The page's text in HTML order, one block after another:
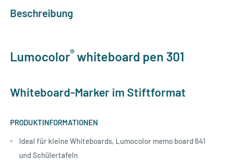
Beschreibung
Lumocolor® whiteboard pen 301
Whiteboard-Marker im Stiftformat
PRODUKTINFORMATIONEN
Ideal für kleine Whiteboards, Lumocolor memo board 641
und Schülertafeln